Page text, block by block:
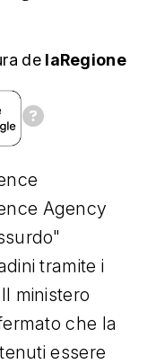
de laRegione
Agency
tramite i
ministero
che la
essere